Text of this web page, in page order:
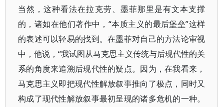
当然，这种看法在拉克劳、墨菲那里是有文本支撑
的，诸如在他们著作中，“本质主义的最后堡垒”这样
的表述可以轻易的找到。在墨菲对自己的方法论审视
中，他说，“我试图从马克思主义传统与后现代性的关
系的角度来追溯后现代性的疑点。因为，在我看来，
马克思主义即把现代性解放叙事推向了极点，同时又
构成了现代性解放叙事最初呈现的诸多危机的一种。